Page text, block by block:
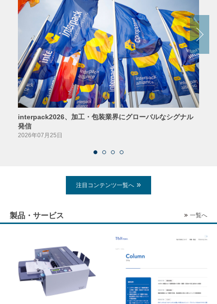
interpack2026、加工・包装業界にグローバルなシグナル
発信
2026年07月25日
注目コンテンツ一覧へ
製品・サービス 一覧へ